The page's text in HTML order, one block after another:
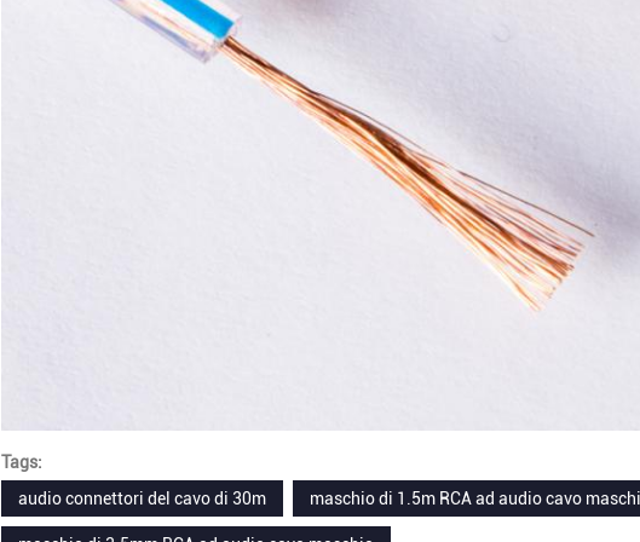
Tags:
audio connettori del cavo di 30m
maschio di 1.5m RCA ad audio cavo